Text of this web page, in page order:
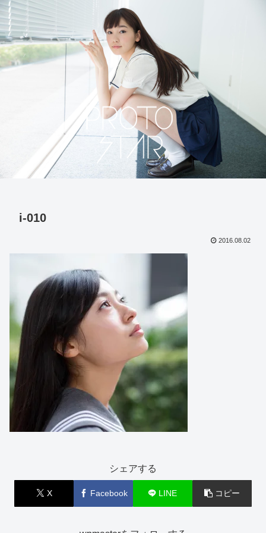
i-010
2016.08.02
シェアする
X Facebook LINE コピー